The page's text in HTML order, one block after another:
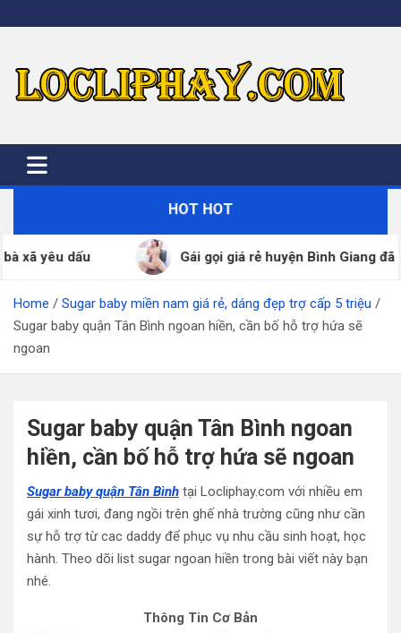
to
HOT HOT
Gái gọi giá rẻ huyện Bình Giang đã xác thực SDT – ZALO
Home
Sugar baby miền nam giá rẻ, dáng đẹp trợ cấp 5 triệu
Sugar baby quận Tân Bình ngoan hiền, cần bố hỗ trợ hứa sẽ
ngoan
Sugar baby quận Tân Bình ngoan
hiền, cần bố hỗ trợ hứa sẽ ngoan
Sugar baby quận Tân Bình tại Locliphay.com với nhiều em
gái xinh tươi, đang ngồi trên ghế nhà trường cũng như cần
sự hỗ trợ từ cac daddy để phục vụ nhu cầu sinh hoạt, học
hành. Theo dõi list sugar ngoan hiền trong bài viết này bạn
nhé.
Thông Tin Cơ Bản